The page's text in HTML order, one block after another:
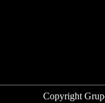
Copyright